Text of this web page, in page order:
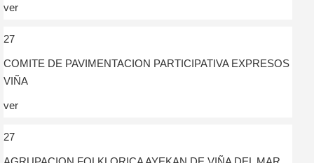
ver
27
COMITE DE PAVIMENTACION PARTICIPATIVA EXPRESOS
VIÑA
ver
27